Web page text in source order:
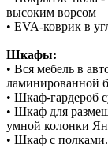
высоким ворсом
• EVA-коврик в
Шкафы:
• Вся мебель в
ламинированной
• Шкаф-гардероб
• Шкаф для
умной колонки
• Шкаф с полками.